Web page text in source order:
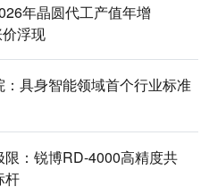
年晶圆代工产值年增
浮现
具身智能领域首个行业标准
：锐博RD-4000高精度共
杆